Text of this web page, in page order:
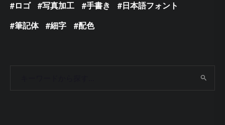
ロゴ
写真加工 手書き
日本語フォント
筆記体
細字 配色